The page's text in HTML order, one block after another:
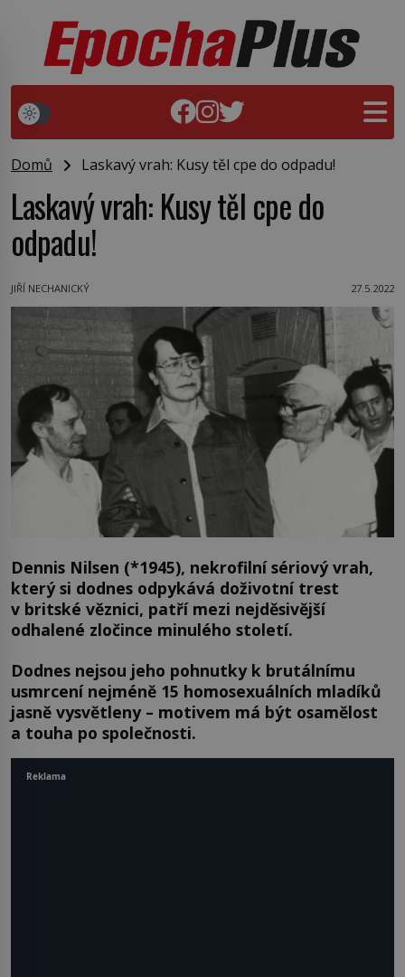
Domů Laskavý vrah: Kusy těl cpe do odpadu!
Laskavý vrah: Kusy těl cpe do
odpadu!
JIŘÍ NECHANICKÝ 27.5.2022
Dennis Nilsen (*1945), nekrofilní sériový vrah,
který si dodnes odpykává doživotní trest
v britské věznici, patří mezi nejděsivější
odhalené zločince minulého století.
Dodnes nejsou jeho pohnutky k brutálnímu
usmrcení nejméně 15 homosexuálních mladíků
jasně vysvětleny – motivem má být osamělost
a touha po společnosti.
Reklama